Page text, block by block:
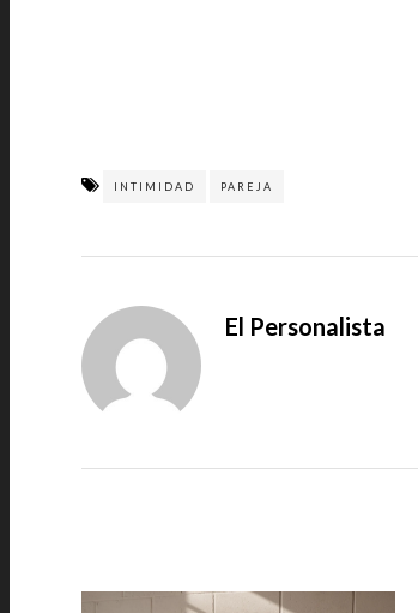
INTIMIDAD PAREJA
El Personalista